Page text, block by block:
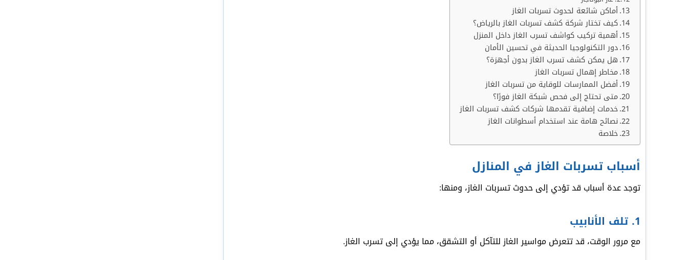
أماكن شائعة لحدوث تسربات الغاز
كيف تختار شركة كشف تسربات الغاز بالرياض؟
أهمية تركيب كواشف تسرب الغاز داخل المنزل
دور التكنولوجيا الحديثة في تحسين الأمان
هل يمكن كشف تسرب الغاز بدون أجهزة؟
مخاطر إهمال تسربات الغاز
أفضل الممارسات للوقاية من تسربات الغاز
متى تحتاج إلى فحص شبكة الغاز فورًا؟
خدمات إضافية تقدمها شركات كشف تسربات الغاز
نصائح هامة عند استخدام أسطوانات الغاز
خلاصة
أسباب تسربات الغاز في المنازل
توجد عدة أسباب قد تؤدي إلى حدوث تسربات الغاز، ومنها:
1. تلف الأنابيب
مع مرور الوقت، قد تتعرض مواسير الغاز للتآكل أو التشقق، مما يؤدي إلى تسرب الغاز.